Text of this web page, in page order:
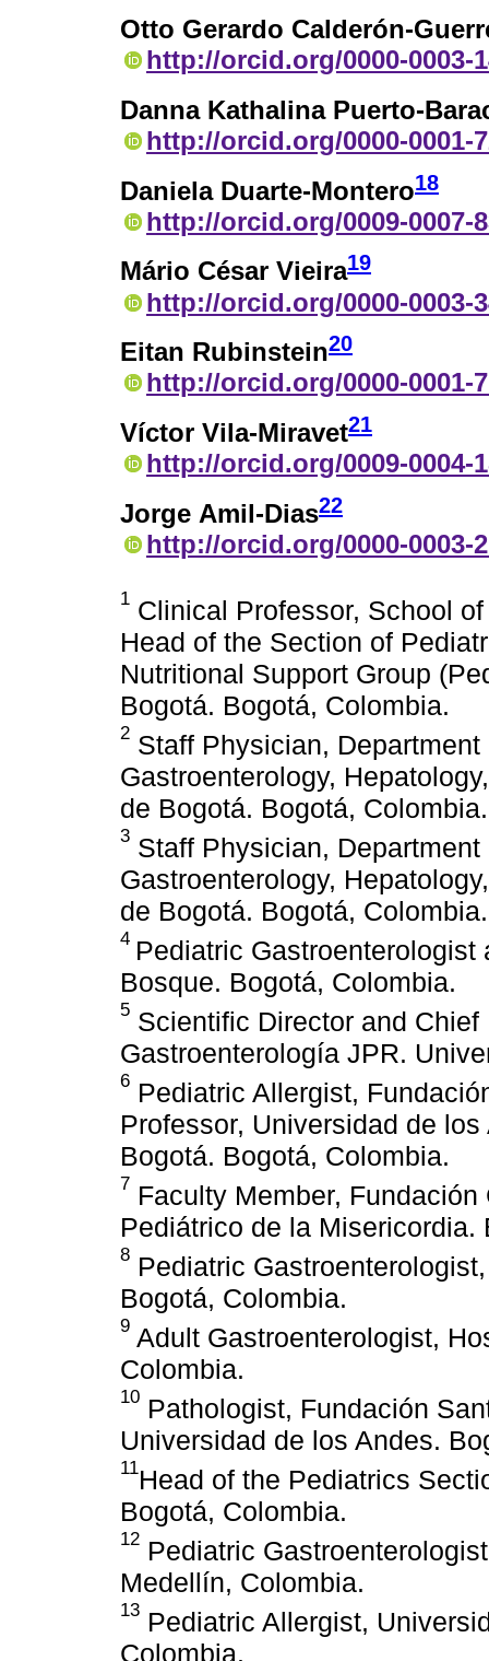
Otto Gerardo Calderón-
http://orcid.org/0000-0003-
Danna Kathalina Puerto-
http://orcid.org/0000-0001-
Daniela Duarte-Montero18
http://orcid.org/0009-0007-
Mário César Vieira19
http://orcid.org/0000-0003-
Eitan Rubinstein20
http://orcid.org/0000-0001-
Víctor Vila-Miravet21
http://orcid.org/0009-0004-
Jorge Amil-Dias22
http://orcid.org/0000-0003-
1 Clinical Professor, School
Head of the Section of
Nutritional Support Group
Bogotá. Bogotá, Colombia.
2 Staff Physician,
Gastroenterology,
de Bogotá. Bogotá, Colombia.
3 Staff Physician,
Gastroenterology,
de Bogotá. Bogotá, Colombia.
4 Pediatric
Bosque. Bogotá, Colombia.
5 Scientific Director and
Gastroenterología JPR.
6 Pediatric Allergist,
Professor, Universidad de
Bogotá. Bogotá, Colombia.
7 Faculty Member,
Pediátrico de la Misericordia.
8 Pediatric
Bogotá, Colombia.
9 Adult Gastroenterologist,
Colombia.
10 Pathologist, Fundación
Universidad de los Andes.
11Head of the Pediatrics
Bogotá, Colombia.
12 Pediatric
Medellín, Colombia.
13 Pediatric Allergist,
Colombia.